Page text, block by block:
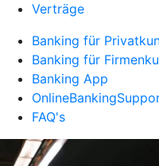
Verträge
Banking für
Banking für
Banking App
FAQ's